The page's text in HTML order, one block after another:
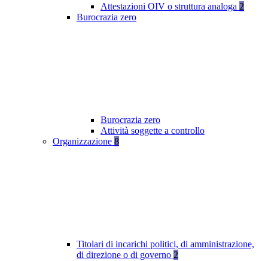
Attestazioni OIV o struttura analoga 2
Burocrazia zero
Burocrazia zero
Attività soggette a controllo
Organizzazione 8
Titolari di incarichi politici, di amministrazione,
di direzione o di governo 2